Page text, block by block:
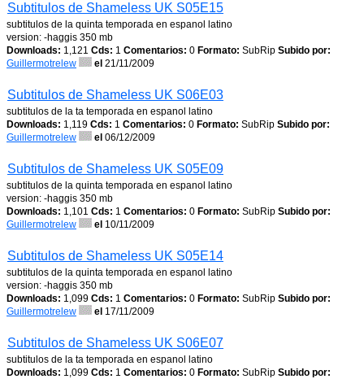
Subtitulos de Shameless UK S05E15
subtitulos de la quinta temporada en espanol latino
version: -haggis 350 mb
Downloads: 1,121 Cds: 1 Comentarios: 0 Formato: SubRip Subido por:
Guillermotrelew
el 21/11/2009
Subtitulos de Shameless UK S06E03
subtitulos de la ta temporada en espanol latino
Downloads: 1,119 Cds: 1 Comentarios: 0 Formato: SubRip Subido por:
Guillermotrelew
el 06/12/2009
Subtitulos de Shameless UK S05E09
subtitulos de la quinta temporada en espanol latino
version: -haggis 350 mb
Downloads: 1,101 Cds: 1 Comentarios: 0 Formato: SubRip Subido por:
Guillermotrelew
el 10/11/2009
Subtitulos de Shameless UK S05E14
subtitulos de la quinta temporada en espanol latino
version: -haggis 350 mb
Downloads: 1,099 Cds: 1 Comentarios: 0 Formato: SubRip Subido por:
Guillermotrelew
el 17/11/2009
Subtitulos de Shameless UK S06E07
subtitulos de la ta temporada en espanol latino
Downloads: 1,099 Cds: 1 Comentarios: 0 Formato: SubRip Subido por: